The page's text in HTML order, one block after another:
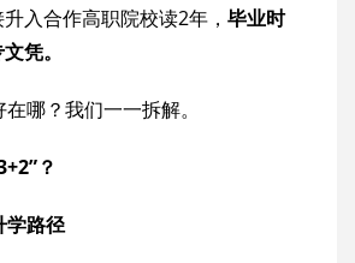
入合作高职院校读2年， 毕业时
凭。
哪？我们一一拆解。
？
学路径